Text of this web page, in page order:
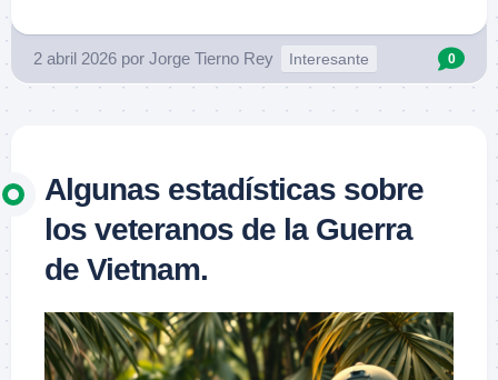
2 abril 2026 por Jorge Tierno Rey Interesante 0
Algunas estadísticas sobre
los veteranos de la Guerra
de Vietnam.